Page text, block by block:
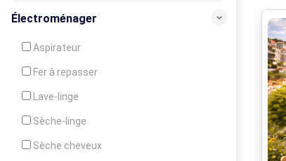
Congélateur
Électroménager
Aspirateur
Fer à repasser
Lave-linge
Sèche-linge
Sèche cheveux